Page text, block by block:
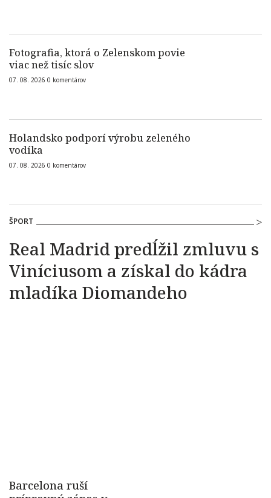
Fotografia, ktorá o Zelenskom povie
viac než tisíc slov
07. 08. 2026 0 komentárov
Holandsko podporí výrobu zeleného
vodíka
07. 08. 2026 0 komentárov
ŠPORT